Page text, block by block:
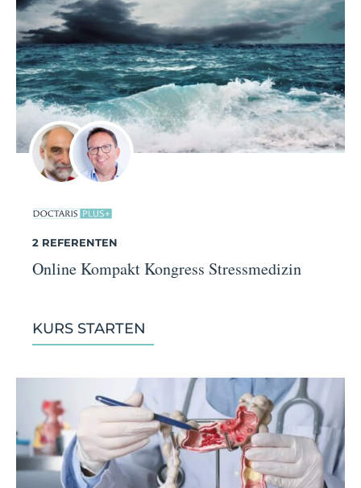
2 REFERENTEN
Online Kompakt Kongress Stressmedizin
KURS STARTEN